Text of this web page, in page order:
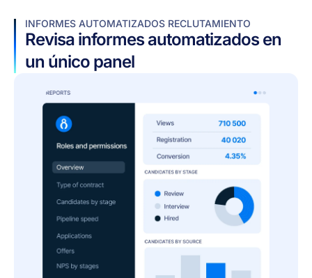
INFORMES AUTOMATIZADOS RECLUTAMIENTO
Revisa informes automatizados en
un único panel